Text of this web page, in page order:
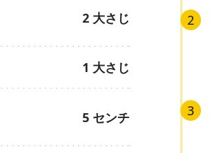
2 大さじ
1 大さじ
5 センチ
2
3